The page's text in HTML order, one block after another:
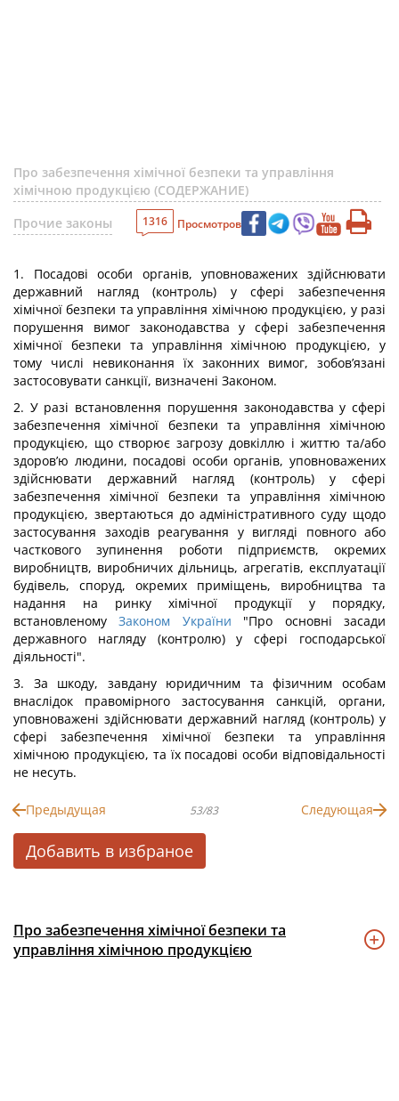
Про забезпечення хімічної безпеки та управління
хімічною продукцією (СОДЕРЖАНИЕ)
Прочие законы
1316 Просмотров
1. Посадові особи органів, уповноважених здійснювати
державний нагляд (контроль) у сфері забезпечення
хімічної безпеки та управління хімічною продукцією, у разі
порушення вимог законодавства у сфері забезпечення
хімічної безпеки та управління хімічною продукцією, у
тому числі невиконання їх законних вимог, зобов’язані
застосовувати санкції, визначені Законом.
2. У разі встановлення порушення законодавства у сфері
забезпечення хімічної безпеки та управління хімічною
продукцією, що створює загрозу довкіллю і життю та/або
здоров’ю людини, посадові особи органів, уповноважених
здійснювати державний нагляд (контроль) у сфері
забезпечення хімічної безпеки та управління хімічною
продукцією, звертаються до адміністративного суду щодо
застосування заходів реагування у вигляді повного або
часткового зупинення роботи підприємств, окремих
виробництв, виробничих дільниць, агрегатів, експлуатації
будівель, споруд, окремих приміщень, виробництва та
надання на ринку хімічної продукції у порядку,
встановленомуЗаконом України "Про основні засади
державного нагляду (контролю) у сфері господарської
діяльності".
3. За шкоду, завдану юридичним та фізичним особам
внаслідок правомірного застосування санкцій, органи,
уповноважені здійснювати державний нагляд (контроль) у
сфері забезпечення хімічної безпеки та управління
хімічною продукцією, та їх посадові особи відповідальності
не несуть.
Предыдущая 53/83 Следующая
Добавить в избраное
Про забезпечення хімічної безпеки та
управління хімічною продукцією